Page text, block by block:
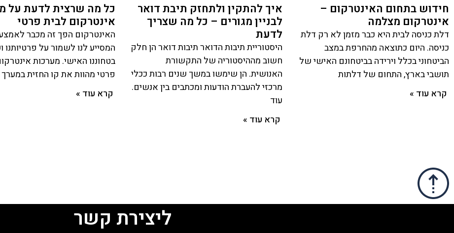
חידוש בתחום האינטרקום –
אינטרקום מצלמה
דלת כניסה לבית היא כבר מזמן לא רק דלת
כניסה. היום כתוצאה מהחרפת במצב
הביטחוני בכלל וירידה בביטחונם האישי של
תושבי בארץ, התחום של דלתות
קרא עוד »
איך להתקין ולתחזק תיבת דואר
לבניין מגורים – כל מה שצריך
לדעת
היסטוריית תיבות הדואר תיבות דואר הן חלק
חשוב מההיסטוריה של התקשורת
האנושית. הן שימשו במשך שנים רבות ככלי
מרכזי להעברת הודעות ומכתבים בין אנשים.
עוד
קרא עוד »
כל מה שרצית לדעת על
אינטרקום לבית פרטי
האינטרקום הפך זה מכבר
המסייע לנו לשמור על פרטיותנו
בטחוננו האישי. מערכות
פרטי מהוות את קו החזית
קרא עוד »
ליצירת קשר